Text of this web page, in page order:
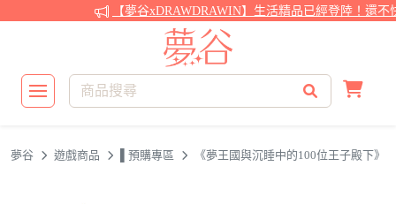
【夢谷xDRAWDRAWIN】生活精品已經登陸！還不快
夢谷 遊戲商品 ▌預購專區 《夢王國與沉睡中的100位王子殿下》